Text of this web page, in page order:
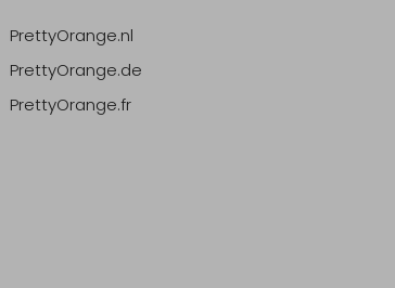
PrettyOrange.nl
PrettyOrange.de
PrettyOrange.fr